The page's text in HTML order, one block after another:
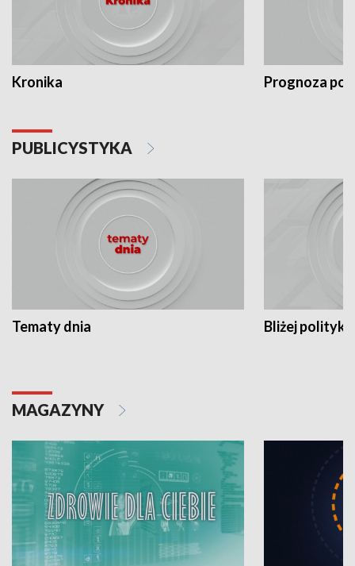
Kronika Prognoza
PUBLICYSTYKA
Tematy dnia Bliżej polityki
MAGAZYNY